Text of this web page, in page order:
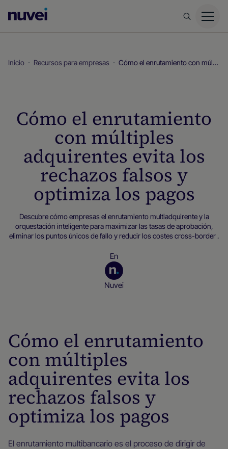
principal
Inicio Recursos para empresas Cómo el enrutamiento con múltiples adquirentes evita los rechazos falsos y optimiza los pagos
Cómo el enrutamiento
con múltiples
adquirentes evita los
rechazos falsos y
optimiza los pagos
Descubre cómo empresas el enrutamiento multiadquirente y la
orquestación inteligente para maximizar las tasas de aprobación,
eliminar los puntos únicos de fallo y reducir los costes cross-border .
En
Nuvei
Cómo el enrutamiento
con múltiples
adquirentes evita los
rechazos falsos y
optimiza los pagos
El enrutamiento multibancario es el proceso de dirigir de